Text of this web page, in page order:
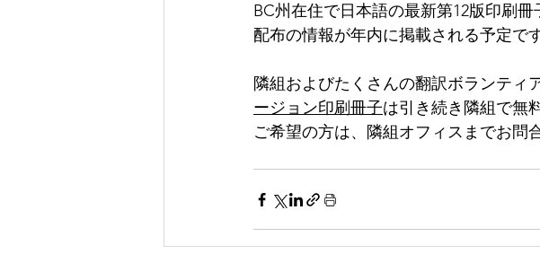
BC州在住で日本語の最新第12版印刷
配布の情報が年内に掲載される予定です
隣組およびたくさんの翻訳ボランティ
ージョン印刷冊子は引き続き隣組で無
ご希望の方は、隣組オフィスまでお問